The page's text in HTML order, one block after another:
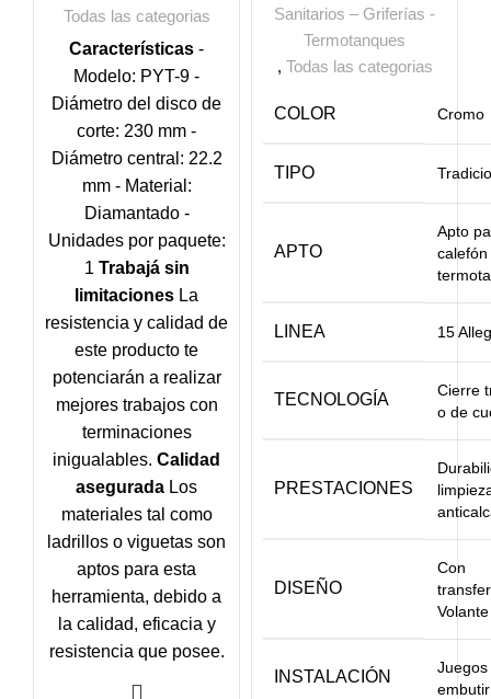
Todas las categorias
Características -
Modelo: PYT-9 -
Diámetro del disco de
corte: 230 mm -
Diámetro central: 22.2
mm - Material:
Diamantado -
Unidades por paquete:
1 Trabajá sin
limitaciones La
resistencia y calidad de
este producto te
potenciarán a realizar
mejores trabajos con
terminaciones
inigualables. Calidad
asegurada Los
materiales tal como
ladrillos o viguetas son
aptos para esta
herramienta, debido a
la calidad, eficacia y
resistencia que posee.
Sanitarios – Griferías -
Termotanques
, Todas las categorias
COLOR Cromo
TIPO
APTO
Apto
calefón
LINEA 15
TECNOLOGÍA
Cierre
o de
PRESTACIONES
DISEÑO
Con
INSTALACIÓN
Juegos
embutir